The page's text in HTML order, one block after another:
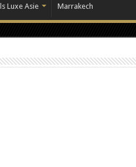
Luxe Asie Marrakech